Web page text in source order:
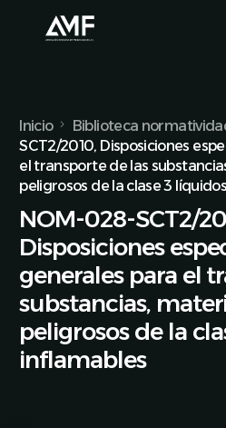
Inicio Biblioteca
SCT2/2010, Disposiciones
el transporte de las
peligrosos de la clase 3
NOM-028-SCT2/
Disposiciones
generales para el
substancias,
peligrosos de la
inflamables